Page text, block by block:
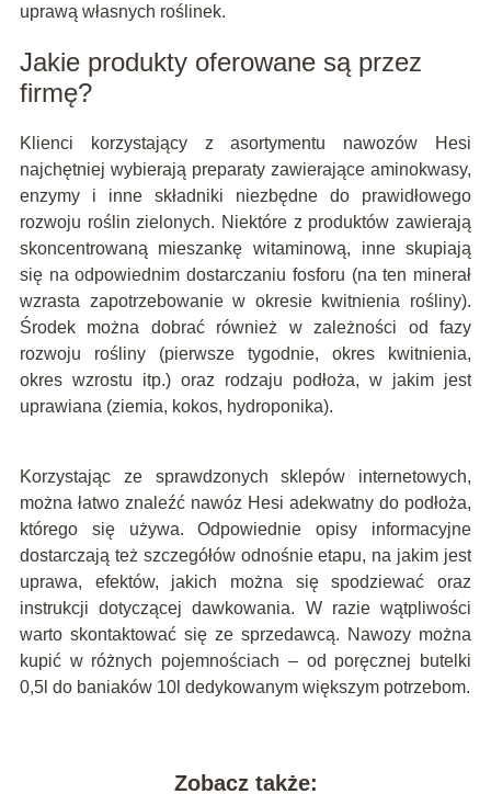
uprawą własnych roślinek.
Jakie produkty oferowane są przez
firmę?
Klienci korzystający z asortymentu nawozów Hesi
najchętniej wybierają preparaty zawierające aminokwasy,
enzymy i inne składniki niezbędne do prawidłowego
rozwoju roślin zielonych. Niektóre z produktów zawierają
skoncentrowaną mieszankę witaminową, inne skupiają
się na odpowiednim dostarczaniu fosforu (na ten minerał
wzrasta zapotrzebowanie w okresie kwitnienia rośliny).
Środek można dobrać również w zależności od fazy
rozwoju rośliny (pierwsze tygodnie, okres kwitnienia,
okres wzrostu itp.) oraz rodzaju podłoża, w jakim jest
uprawiana (ziemia, kokos, hydroponika).
Korzystając ze sprawdzonych sklepów internetowych,
można łatwo znaleźć nawóz Hesi adekwatny do podłoża,
którego się używa. Odpowiednie opisy informacyjne
dostarczają też szczegółów odnośnie etapu, na jakim jest
uprawa, efektów, jakich można się spodziewać oraz
instrukcji dotyczącej dawkowania. W razie wątpliwości
warto skontaktować się ze sprzedawcą. Nawozy można
kupić w różnych pojemnościach – od poręcznej butelki
0,5l do baniaków 10l dedykowanym większym potrzebom.
Zobacz także: